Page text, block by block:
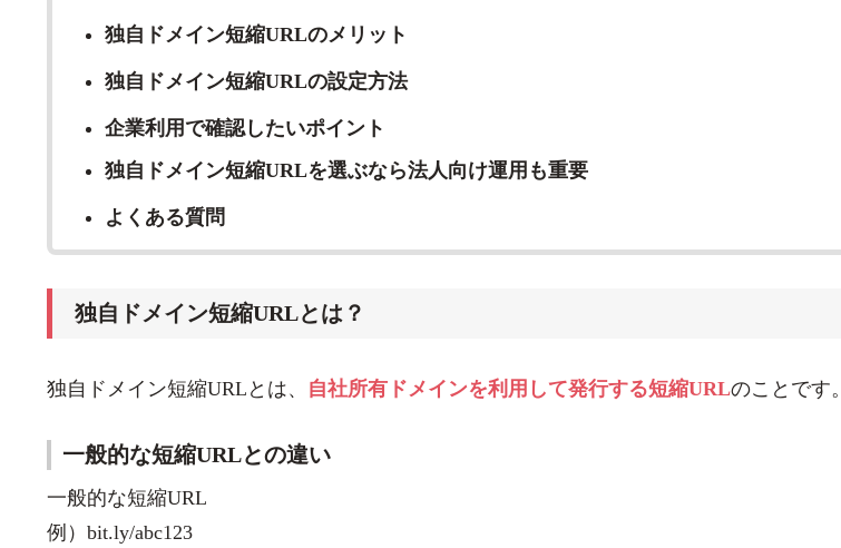
独自ドメイン短縮URLのメリット
独自ドメイン短縮URLの設定方法
企業利用で確認したいポイント
独自ドメイン短縮URLを選ぶなら法人向け運用も重要
よくある質問
独自ドメイン短縮URLとは？
独自ドメイン短縮URLとは、 自社所有ドメインを利用して発行する短縮URLのことです。
一般的な短縮URLとの違い
一般的な短縮URL
例）bit.ly/abc123